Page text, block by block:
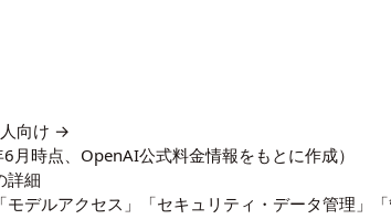
向け →
時点、OpenAI公式料金情報をもとに作成）
詳細
デルアクセス」「セキュリティ・データ管理」